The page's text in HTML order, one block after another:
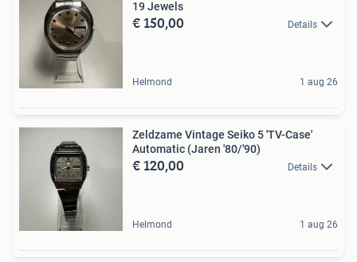
19 Jewels
€ 150,00 Details
Helmond 1 aug 26
Zeldzame Vintage Seiko 5 'TV-Case'
Automatic (Jaren '80/'90)
€ 120,00 Details
Helmond 1 aug 26